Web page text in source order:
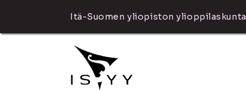
Itä-Suomen yliopiston ylioppilaskunta